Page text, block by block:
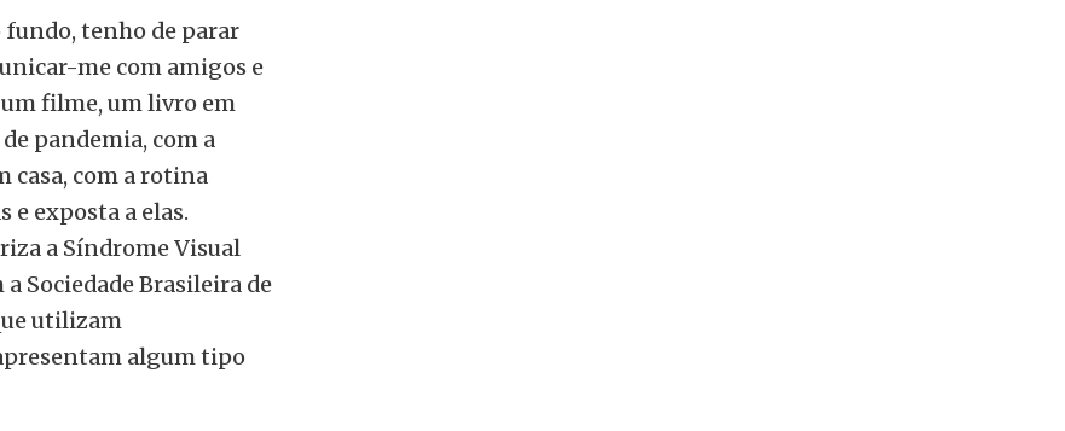
fundo, tenho de parar
me com amigos e
filme, um livro em
pandemia, com a
casa, com a rotina
e exposta a elas.
a Síndrome Visual
a Sociedade Brasileira de
utilizam
algum tipo